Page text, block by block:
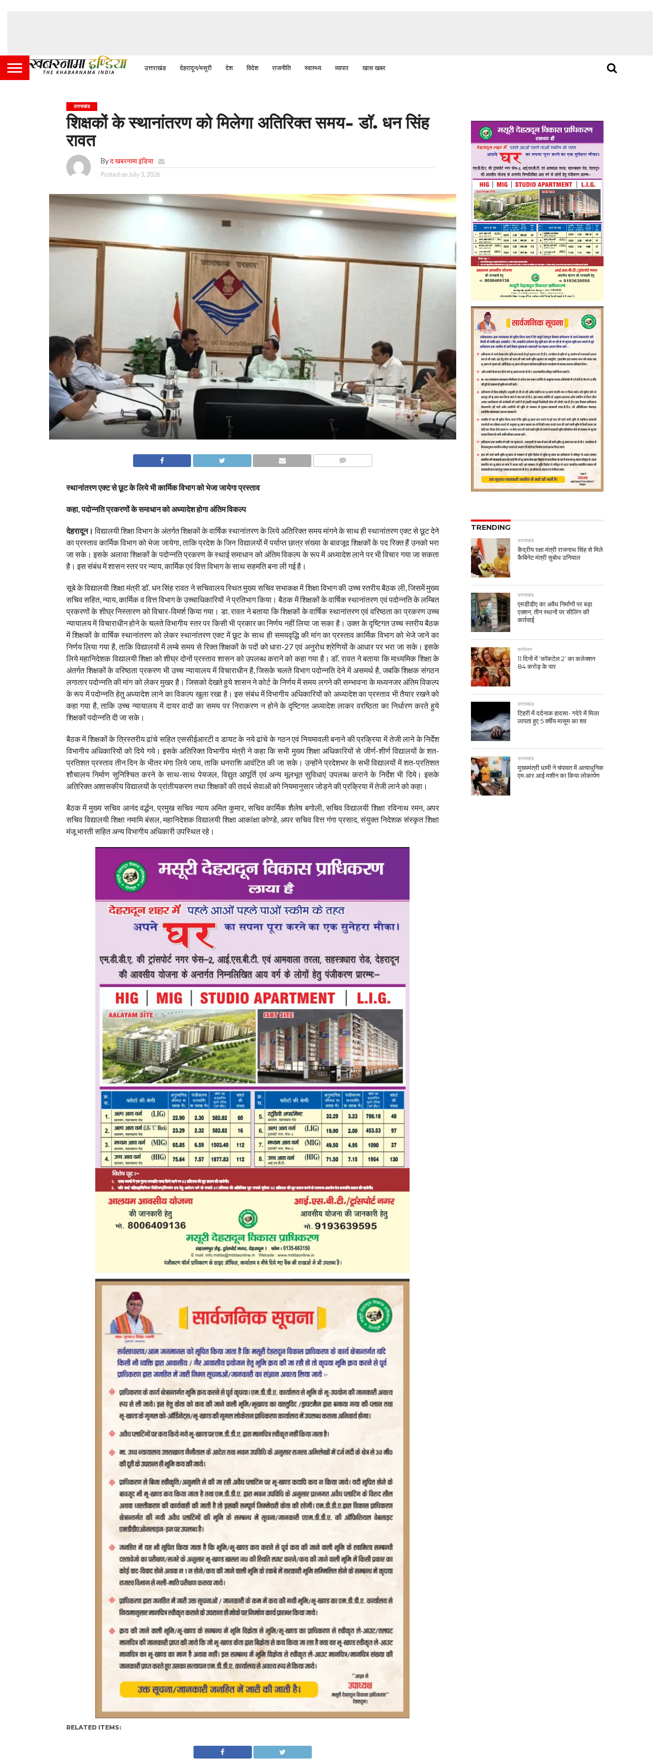
उत्तराखंड देहरादून/मसूरी देश विदेश राजनीति स्वास्थ्य व्यापार खास खबर
उत्तराखंड
शिक्षकों के स्थानांतरण को मिलेगा अतिरिक्त समय- डाॅ. धन सिंह
रावत
Byद खबरनामा इंडिया
Posted on July 3, 2026
स्थानांतरण एक्ट से छूट के लिये भी कार्मिक विभाग को भेजा जायेगा प्रस्ताव
कहा, पदोन्नति प्रकरणों के समाधान को अध्यादेश होगा अंतिम विकल्प
देहरादून।विद्यालयी शिक्षा विभाग के अंतर्गत शिक्षकों के वार्षिक स्थानांतरण के लिये अतिरिक्त समय मांगने के साथ ही स्थानांतरण एक्ट से छूट देने
का प्रस्ताव कार्मिक विभाग को भेजा जायेगा, ताकि प्रदेश के जिन विद्यालयों में पर्याप्त छात्र संख्या के बावजूद शिक्षकों के पद रिक्त हैं उनको भरा
जा सके। इसके अलावा शिक्षकों के पदोन्नति प्रकरण के स्थाई समाधान को अंतिम विकल्प के रूप में अध्यादेश लाने पर भी विचार गया जा सकता
है। इस संबंध में शासन स्तर पर न्याय, कार्मिक एवं वित्त विभाग के साथ सहमति बना ली गई है।
सूबे के विद्यालयी शिक्षा मंत्री डाॅ. धन सिंह रावत ने सचिवालय स्थित मुख्य सचिव सभाकक्ष में शिक्षा विभाग की उच्च स्तरीय बैठक ली, जिसमें मुख्य
सचिव सहित, न्याय, कार्मिक व वित्त विभाग के उच्चाधिकारियों ने प्रतिभाग किया। बैठक में शिक्षकों के वार्षिक स्थानांतरण एवं पदोन्नति के लम्बित
प्रकरणों के शीघ्र निस्तारण को विचार-विमर्श किया गया। डा. रावत ने बताया कि शिक्षकों के वार्षिक स्थानांतरण एवं वरिष्ठता का प्रकरण उच्च
न्यायालय में विचाराधीन होने के चलते विभागीय स्तर पर किसी भी प्रकार का निर्णय नहीं लिया जा सका है। उक्त के दृष्टिगत उच्च स्तरीय बैठक
में शिक्षकों के वार्षिक स्थानांतरण को लेकर स्थानांतरण एक्ट में छूट के साथ ही समयवृद्धि की मांग का प्रस्ताव कार्मिक विभाग को भेजे जाने का
निर्णय लिया गया है, ताकि विद्यालयों में लम्बे समय से रिक्त शिक्षकों के पदों को धारा-27 एवं अनुरोध श्रेणियों के आधार पर भरा जा सके। इसके
लिये महानिदेशक विद्यालयी शिक्षा को शीघ्र दोनों प्रस्ताव शासन को उपलब्ध कराने को कहा गया है। डाॅ. रावत ने बताया कि माध्यमिक शिक्षा के
अंतर्गत शिक्षकों के वरिष्ठता प्रकरण भी उच्च न्यायालय में विचाराधीन है, जिसके चलते विभाग पदोन्नति देने में असमर्थ है, जबकि शिक्षक संगठन
लगातार पदोन्नति की मांग को लेकर मुखर है। जिसको देखते हुये शासन ने कोर्ट के निर्णय में समय लगने की सम्भावना के मध्यनजर अंतिम विकल्प
के रूप में पदोन्नति हेतु अध्यादेश लाने का विकल्प खुला रखा है। इस संबंध में विभागीय अधिकारियों को अध्यादेश का प्रस्ताव भी तैयार रखने को
कहा गया है, ताकि उच्च न्यायालय में दायर वादों का समय पर निराकरण न होने के दृष्टिगत अध्यादेश लाकर वरष्ठिता का निर्धारण करते हुये
शिक्षकों पदोन्नति दी जा सके।
बैठक में शिक्षकों के त्रिस्तरीय ढांचे सहित एससीईआरटी व डायट के नये ढांचे के गठन एवं नियमावली बनाने की प्रक्रिया में तेजी लाने के निर्देश
विभागीय अधिकारियों को दिये गये। इसके अतिरिक्त विभागीय मंत्री ने कहा कि सभी मुख्य शिक्षा अधिकारियों से जीर्ण-शीर्ण विद्यालयों के शत-
प्रतिशत प्रस्ताव तीन दिन के भीतर मंगा लिये जाय, ताकि धनराशि आवंटित की जा सके। उन्होंने प्रदेशभर के सभी विद्यालयों में शत-प्रतिशत
शौचालय निर्माण सुनिश्चित करने के साथ-साथ पेयजल, विद्युत आपूर्ति एवं अन्य मूलभूत सुविधाएं उपलब्ध कराने के निर्देश भी दिये। इसके
अतिरिक्त अशासकीय विद्यालयों के प्रांतीयकरण तथा शिक्षकों की तदर्थ सेवाओं को नियमानुसार जोड़ने की प्रक्रिया में तेजी लाने को कहा।
बैठक में मुख्य सचिव आनंद वर्द्धन, प्रमुख सचिव न्याय अमित कुमार, सचिव कार्मिक शैलेष बगोली, सचिव विद्यालयी शिक्षा रविनाथ रमन, अपर
सचिव विद्यालयी शिक्षा नमामि बंसल, महानिदेशक विद्यालयी शिक्षा आकांक्षा कोण्डे, अपर सचिव वित्त गंगा प्रसाद, संयुक्त निदेशक संस्कृत शिक्षा
मंजू भारती सहित अन्य विभागीय अधिकारी उपस्थित रहे।
RELATED ITEMS:
TRENDING
उत्तराखंड
केंद्रीय रक्षा मंत्री राजनाथ सिंह से मिले
कैबिनेट मंत्री सुबोध उनियाल
उत्तराखंड
एमडीडीए का अवैध निर्माणों पर बड़ा
एक्शन, तीन स्थानों पर सीलिंग की
कार्रवाई
मनोरंजन
11 दिनों में ‘कॉकटेल 2’ का कलेक्शन
84 करोड़ के पार
उत्तराखंड
टिहरी में दर्दनाक हादसा- गदेरे में मिला
लापता हुए 5 वर्षीय मासूम का शव
उत्तराखंड
मुख्यमंत्री धामी ने चंपावत में अत्याधुनिक
एम.आर.आई मशीन का किया लोकार्पण